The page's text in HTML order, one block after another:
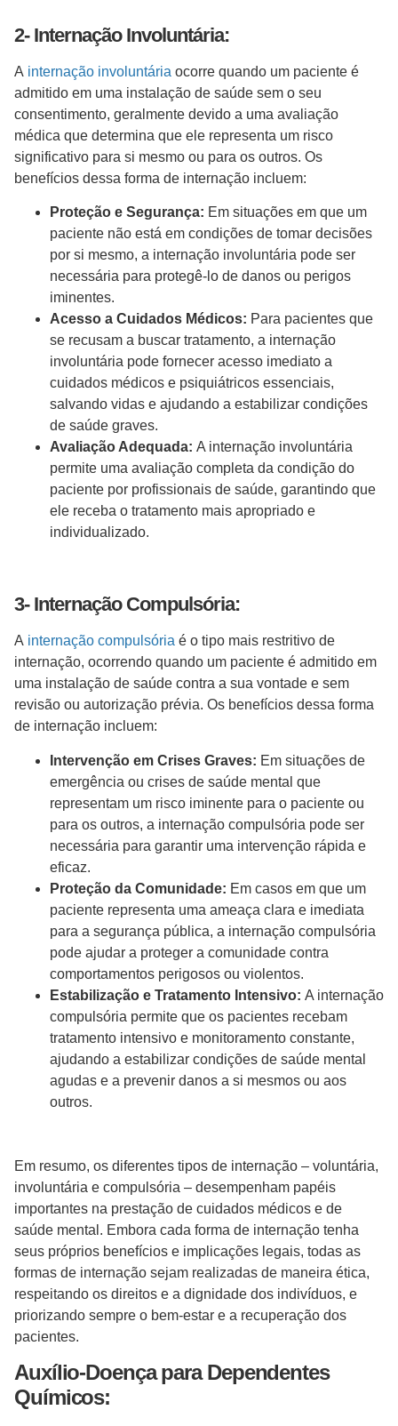
2- Internação Involuntária:
A internação involuntária ocorre quando um paciente é
admitido em uma instalação de saúde sem o seu
consentimento, geralmente devido a uma avaliação
médica que determina que ele representa um risco
significativo para si mesmo ou para os outros. Os
benefícios dessa forma de internação incluem:
Proteção e Segurança: Em situações em que um
paciente não está em condições de tomar decisões
por si mesmo, a internação involuntária pode ser
necessária para protegê-lo de danos ou perigos
iminentes.
Acesso a Cuidados Médicos: Para pacientes que
se recusam a buscar tratamento, a internação
involuntária pode fornecer acesso imediato a
cuidados médicos e psiquiátricos essenciais,
salvando vidas e ajudando a estabilizar condições
de saúde graves.
Avaliação Adequada: A internação involuntária
permite uma avaliação completa da condição do
paciente por profissionais de saúde, garantindo que
ele receba o tratamento mais apropriado e
individualizado.
3- Internação Compulsória:
A internação compulsória é o tipo mais restritivo de
internação, ocorrendo quando um paciente é admitido em
uma instalação de saúde contra a sua vontade e sem
revisão ou autorização prévia. Os benefícios dessa forma
de internação incluem:
Intervenção em Crises Graves: Em situações de
emergência ou crises de saúde mental que
representam um risco iminente para o paciente ou
para os outros, a internação compulsória pode ser
necessária para garantir uma intervenção rápida e
eficaz.
Proteção da Comunidade: Em casos em que um
paciente representa uma ameaça clara e imediata
para a segurança pública, a internação compulsória
pode ajudar a proteger a comunidade contra
comportamentos perigosos ou violentos.
Estabilização e Tratamento Intensivo: A internação
compulsória permite que os pacientes recebam
tratamento intensivo e monitoramento constante,
ajudando a estabilizar condições de saúde mental
agudas e a prevenir danos a si mesmos ou aos
outros.
Em resumo, os diferentes tipos de internação – voluntária,
involuntária e compulsória – desempenham papéis
importantes na prestação de cuidados médicos e de
saúde mental. Embora cada forma de internação tenha
seus próprios benefícios e implicações legais, todas as
formas de internação sejam realizadas de maneira ética,
respeitando os direitos e a dignidade dos indivíduos, e
priorizando sempre o bem-estar e a recuperação dos
pacientes.
Auxílio-Doença para Dependentes
Químicos: